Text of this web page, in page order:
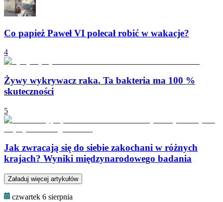
Co papież Paweł VI polecał robić w wakacje?
4
Żywy wykrywacz raka. Ta bakteria ma 100 %
skuteczności
5
Jak zwracają się do siebie zakochani w różnych
krajach? Wyniki międzynarodowego badania
Załaduj więcej artykułów
czwartek 6 sierpnia